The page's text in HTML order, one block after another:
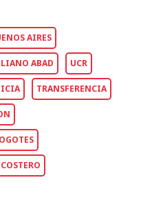
AIRES
ABAD UCR
TRANSFERENCIA